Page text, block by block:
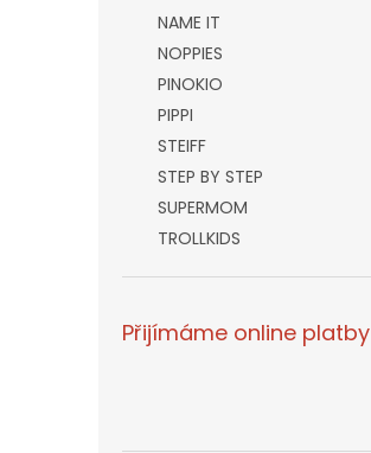
NAME IT
NOPPIES
PINOKIO
PIPPI
STEIFF
STEP BY STEP
SUPERMOM
TROLLKIDS
Přijímáme online platby